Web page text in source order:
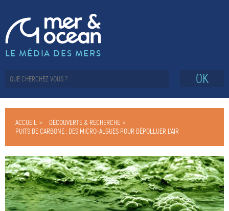
LE MÉDIA DES MERS
OK
ACCUEIL
DÉCOUVERTE & RECHERCHE
PUITS DE CARBONE : DES MICRO-ALGUES POUR DÉPOLLUER L’AIR